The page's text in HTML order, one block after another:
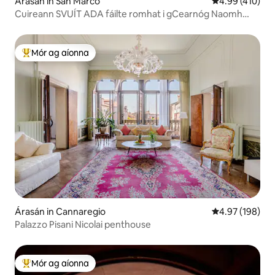
Cuireann SVUÍT ADA fáilte romhat i gCearnóg Naomh
An-mhór ag aíonna
Mór ag aíonna
Árasán in Cannaregio Meánrátáil
4.97 (198)
Palazzo Pisani Nicolai penthouse
An-mhór ag aíonna
Mór ag aíonna